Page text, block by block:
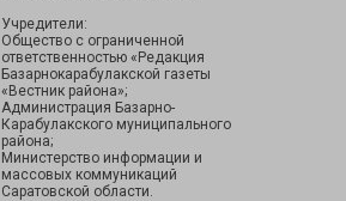
Учредители:
Общество с ограниченной
ответственностью «Редакция
Базарнокарабулакской газеты
«Вестник района»;
Администрация Базарно-
Карабулакского муниципального
района;
Министерство информации и
массовых коммуникаций
Саратовской области.